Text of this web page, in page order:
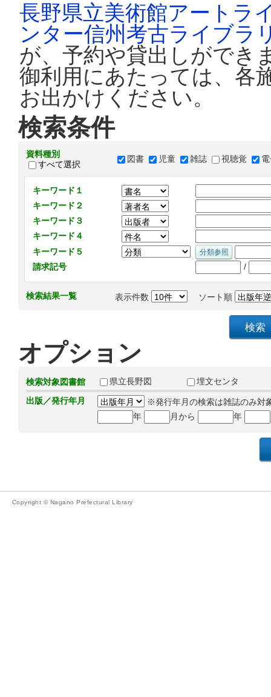
長野県立美術館アートラ
ンター信州考古ライブラ
が、予約や貸出しができ
御利用にあたっては、各
お出かけください。
検索条件
資料種別
すべて選択
図書 児童 雑誌 視聴覚
キーワード１
キーワード２
キーワード３
キーワード４
キーワード５
請求記号
/
検索結果一覧 表示件数 ソート順
オプション
検索対象図書館 県立長野図
埋文センタ
出版／発行年月
※発行年月の検索は雑誌のみ対
年
月から 年
Copyright © Nagano Prefectural Library